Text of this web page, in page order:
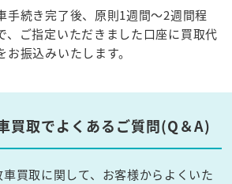
手続き完了後、原則1週間～2週間程
、ご指定いただきました口座に買取代
お振込みいたします。
買取でよくあるご質問(Q＆A)
買取に関して、お客様からよくいた